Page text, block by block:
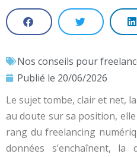
Nos conseils pour
Publié le 20/06/2026
Le sujet tombe, clair et net,
au doute sur sa position,
rang du freelancing
données s’enchaînent, la